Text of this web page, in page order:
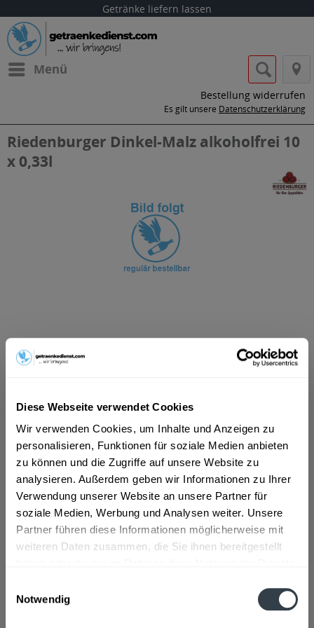
Diese Webseite verwendet Cookies
Wir verwenden Cookies, um Inhalte und Anzeigen zu
personalisieren, Funktionen für soziale Medien anbieten
zu können und die Zugriffe auf unsere Website zu
analysieren. Außerdem geben wir Informationen zu Ihrer
Verwendung unserer Website an unsere Partner für
soziale Medien, Werbung und Analysen weiter. Unsere
Partner führen diese Informationen möglicherweise mit
weiteren Daten zusammen, die Sie ihnen bereitgestellt
Notwendig
Getränke liefern lassen
Menü
Bestellung widerrufen
Es gilt unsere Datenschutzerklärung
Riedenburger Dinkel-Malz alkoholfrei 10
x 0,33l
ab 8,99 € *
Vorrätig
MEHRWEG
+2,30 € Pfand
In den Warenkorb
Artikel-Nr.:
32146
Verfügbar in:
mehr